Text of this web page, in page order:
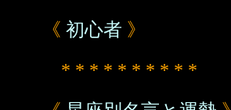
《 初心者 》
* * * * * * * * * *